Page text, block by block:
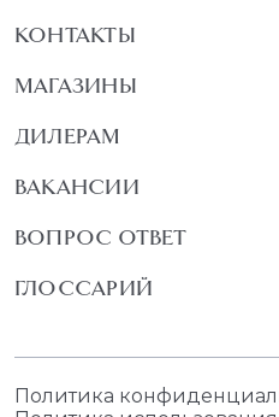
КОНТАКТЫ
МАГАЗИНЫ
ДИЛЕРАМ
ВАКАНСИИ
ВОПРОС ОТВЕТ
ГЛОССАРИЙ
Политика